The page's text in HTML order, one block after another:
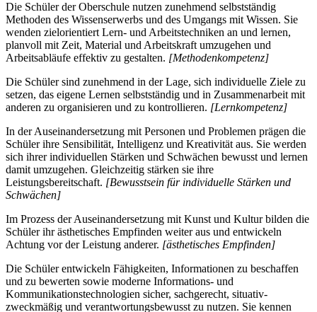
Die Schüler der Oberschule nutzen zunehmend selbstständig
Methoden des Wissenserwerbs und des Umgangs mit Wissen. Sie
wenden zielorientiert Lern- und Arbeitstechniken an und lernen,
planvoll mit Zeit, Material und Arbeitskraft umzugehen und
Arbeitsabläufe effektiv zu gestalten. [Methodenkompetenz]
Die Schüler sind zunehmend in der Lage, sich individuelle Ziele zu
setzen, das eigene Lernen selbstständig und in Zusammenarbeit mit
anderen zu organisieren und zu kontrollieren. [Lernkompetenz]
In der Auseinandersetzung mit Personen und Problemen prägen die
Schüler ihre Sensibilität, Intelligenz und Kreativität aus. Sie werden
sich ihrer individuellen Stärken und Schwächen bewusst und lernen
damit umzugehen. Gleichzeitig stärken sie ihre
Leistungsbereitschaft. [Bewusstsein für individuelle Stärken und
Schwächen]
Im Prozess der Auseinandersetzung mit Kunst und Kultur bilden die
Schüler ihr ästhetisches Empfinden weiter aus und entwickeln
Achtung vor der Leistung anderer. [ästhetisches Empfinden]
Die Schüler entwickeln Fähigkeiten, Informationen zu beschaffen
und zu bewerten sowie moderne Informations- und
Kommunikationstechnologien sicher, sachgerecht, situativ-
zweckmäßig und verantwortungsbewusst zu nutzen. Sie kennen